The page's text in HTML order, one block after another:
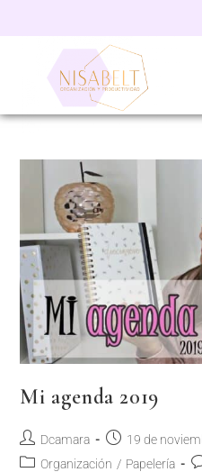
Mi agenda 2019
Dcamara
19 de
Organización / Papelería